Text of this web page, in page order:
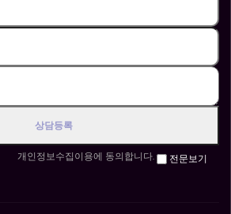
개인정보수집이용에 동의합니다. 전문보기